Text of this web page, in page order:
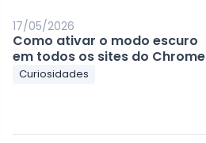
17/05/2026
Como ativar o modo escuro
em todos os sites do Chrome
Curiosidades